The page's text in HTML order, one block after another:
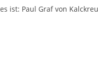
ist: Paul Graf von